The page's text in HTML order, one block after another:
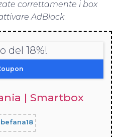
correttamente i box
AdBlock.
del 18%!
| Smartbox